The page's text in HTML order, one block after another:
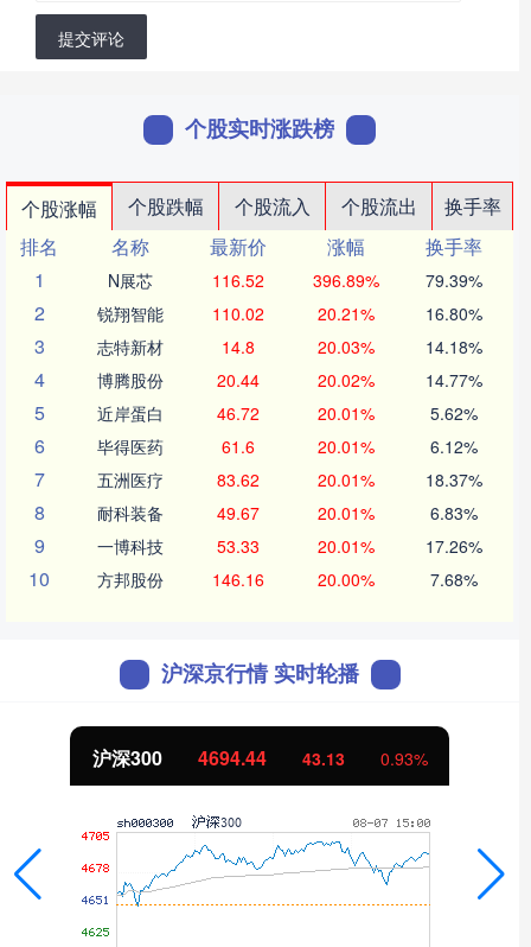
提交评论
个股实时涨跌榜
个股涨幅 个股跌幅 个股流入 个股流出
换手率
排名
名称 最新价 涨幅
换手率
1
N展芯 116.52 396.89% 79.39%
2 锐翔智能 110.02 20.21% 16.80%
3 志特新材 14.8 20.03% 14.18%
4 博腾股份 20.44 20.02% 14.77%
5 近岸蛋白 46.72 20.01% 5.62%
6 毕得医药 61.6 20.01% 6.12%
7 五洲医疗 83.62 20.01% 18.37%
8 耐科装备 49.67 20.01% 6.83%
9 一博科技 53.33 20.01% 17.26%
10 方邦股份 146.16 20.00% 7.68%
沪深京行情 实时轮播
北证50 1134.24 11.37 1.01%